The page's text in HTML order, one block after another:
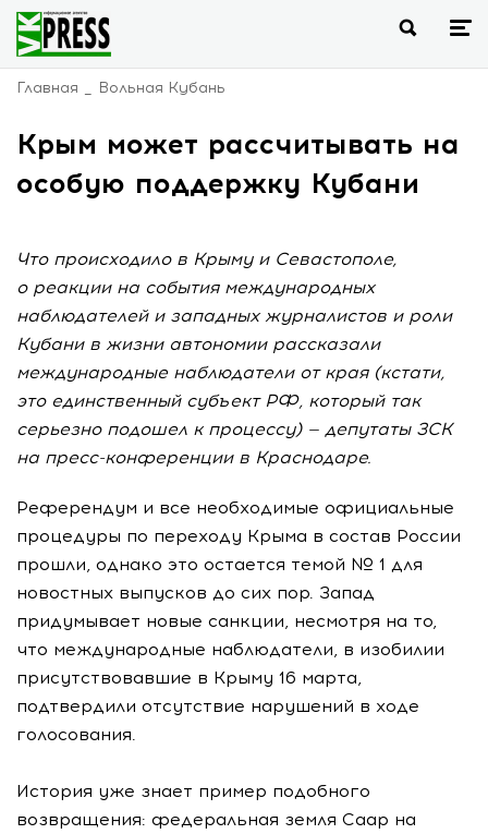
Главная Вольная Кубань
Крым может рассчитывать на
особую поддержку Кубани
Что происходило в Крыму и Севастополе,
о реакции на события международных
наблюдателей и западных журналистов и роли
Кубани в жизни автономии рассказали
международные наблюдатели от края (кстати,
это единственный субъект РФ, который так
серьезно подошел к процессу) — депутаты ЗСК
на пресс-конференции в Краснодаре.
Референдум и все необходимые официальные
процедуры по переходу Крыма в состав России
прошли, однако это остается темой № 1 для
новостных выпусков до сих пор. Запад
придумывает новые санкции, несмотря на то,
что международные наблюдатели, в изобилии
присутствовавшие в Крыму 16 марта,
подтвердили отсутствие нарушений в ходе
голосования.
История уже знает пример подобного
возвращения: федеральная земля Саар на